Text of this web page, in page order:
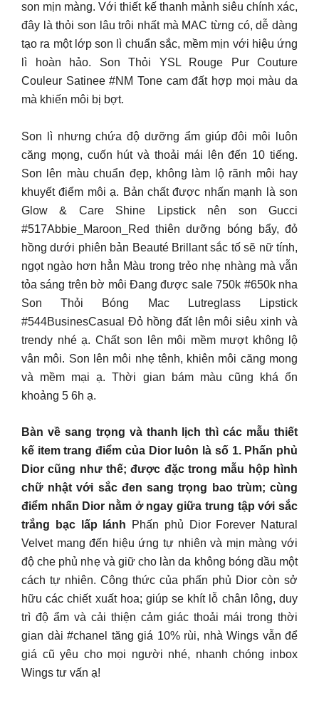
son mịn màng. Với thiết kế thanh mảnh siêu chính xác,
đây là thỏi son lâu trôi nhất mà MAC từng có, dễ dàng
tạo ra một lớp son lì chuẩn sắc, mềm mịn với hiệu ứng
lì hoàn hảo. Son Thỏi YSL Rouge Pur Couture
Couleur Satinee #NM Tone cam đất hợp mọi màu da
mà khiến môi bị bợt.
Son lì nhưng chứa độ dưỡng ẩm giúp đôi môi luôn
căng mọng, cuốn hút và thoải mái lên đến 10 tiếng.
Son lên màu chuẩn đẹp, không làm lộ rãnh môi hay
khuyết điểm môi ạ. Bản chất được nhấn mạnh là son
Glow & Care Shine Lipstick nên son Gucci
#517Abbie_Maroon_Red thiên dưỡng bóng bẩy, đỏ
hồng dưới phiên bản Beauté Brillant sắc tố sẽ nữ tính,
ngọt ngào hơn hẳn Màu trong trẻo nhẹ nhàng mà vẫn
tỏa sáng trên bờ môi Đang được sale 750k #650k nha
Son Thỏi Bóng Mac Lutreglass Lipstick
#544BusinesCasual Đỏ hồng đất lên môi siêu xinh và
trendy nhé ạ. Chất son lên môi mềm mượt không lộ
vân môi. Son lên môi nhẹ tênh, khiên môi căng mong
và mềm mại ạ. Thời gian bám màu cũng khá ổn
khoảng 5 6h ạ.
Bàn về sang trọng và thanh lịch thì các mẫu thiết
kế item trang điểm của Dior luôn là số 1. Phấn phủ
Dior cũng như thế; được đặc trong mẫu hộp hình
chữ nhật với sắc đen sang trọng bao trùm; cùng
điểm nhấn Dior nằm ở ngay giữa trung tập với sắc
trắng bạc lấp lánh
Phấn phủ Dior Forever Natural
Velvet mang đến hiệu ứng tự nhiên và mịn màng với
độ che phủ nhẹ và giữ cho làn da không bóng dầu một
cách tự nhiên. Công thức của phấn phủ Dior còn sở
hữu các chiết xuất hoa; giúp se khít lỗ chân lông, duy
trì độ ẩm và cải thiện cảm giác thoải mái trong thời
gian dài #chanel tăng giá 10% rùi, nhà Wings vẫn để
giá cũ yêu cho mọi người nhé, nhanh chóng inbox
Wings tư vấn ạ!